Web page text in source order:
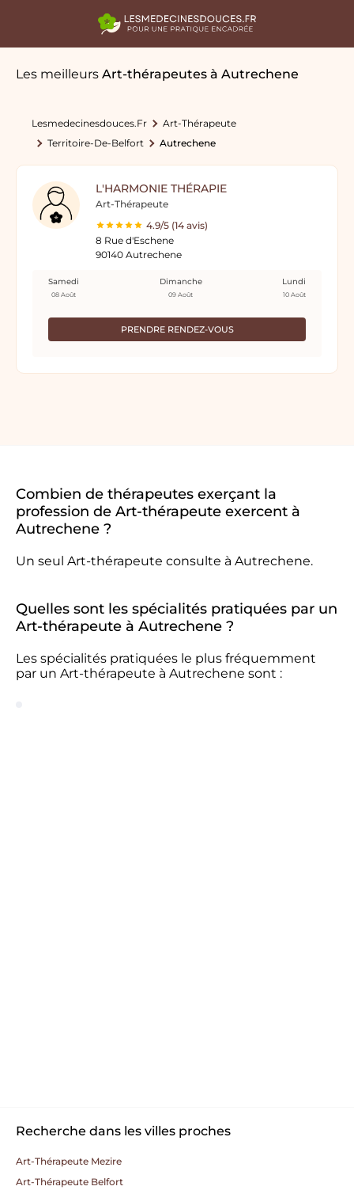
Les meilleurs Art-thérapeutes à Autrechene
Lesmedecinesdouces.fr
Art-Thérapeute
Territoire-De-Belfort
Autrechene
L'HARMONIE THÉRAPIE
Art-Thérapeute
4.9/5 (14 avis)
8 Rue d'Eschene
90140 Autrechene
PRENDRE RENDEZ-VOUS
Samedi
08 Août
Dimanche
09 Août
Lundi
10 Août
Combien de thérapeutes exerçant la
profession de Art-thérapeute exercent à
Autrechene ?
Un seul Art-thérapeute consulte à Autrechene.
Quelles sont les spécialités pratiquées par un
Art-thérapeute à Autrechene ?
Les spécialités pratiquées le plus fréquemment
par un Art-thérapeute à Autrechene sont :
Recherche dans les villes proches
Art-Thérapeute Mezire
Art-Thérapeute Belfort